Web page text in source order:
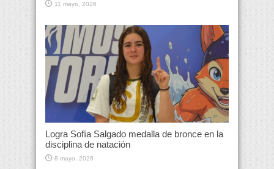
11 mayo, 2026
Logra Sofía Salgado medalla de bronce en la
disciplina de natación
8 mayo, 2026